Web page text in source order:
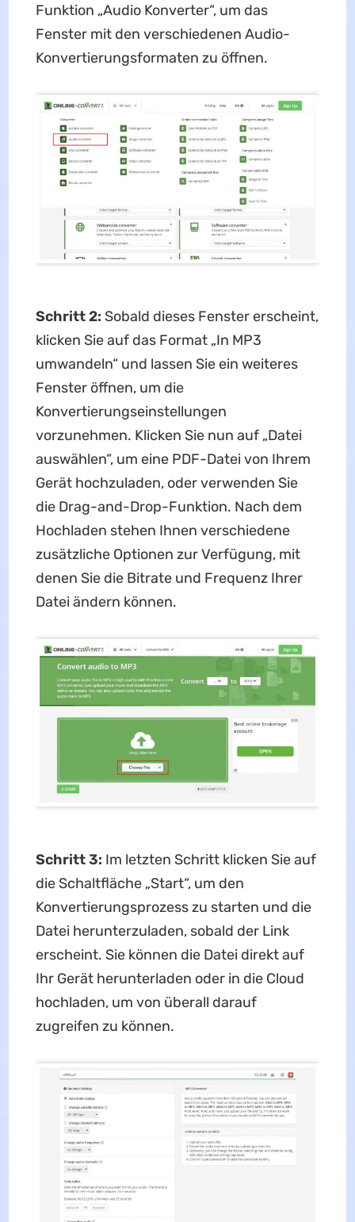
Funktion „Audio Konverter“, um das
Fenster mit den verschiedenen Audio-
Konvertierungsformaten zu öffnen.
Schritt 2: Sobald dieses Fenster erscheint,
klicken Sie auf das Format „In MP3
umwandeln“ und lassen Sie ein weiteres
Fenster öffnen, um die
Konvertierungseinstellungen
vorzunehmen. Klicken Sie nun auf „Datei
auswählen“, um eine PDF-Datei von Ihrem
Gerät hochzuladen, oder verwenden Sie
die Drag-and-Drop-Funktion. Nach dem
Hochladen stehen Ihnen verschiedene
zusätzliche Optionen zur Verfügung, mit
denen Sie die Bitrate und Frequenz Ihrer
Datei ändern können.
Schritt 3: Im letzten Schritt klicken Sie auf
die Schaltfläche „Start“, um den
Konvertierungsprozess zu starten und die
Datei herunterzuladen, sobald der Link
erscheint. Sie können die Datei direkt auf
Ihr Gerät herunterladen oder in die Cloud
hochladen, um von überall darauf
zugreifen zu können.